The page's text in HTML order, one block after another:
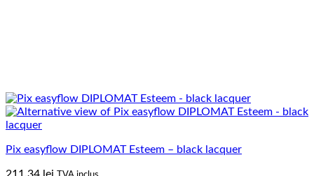
Pix easyflow DIPLOMAT Esteem – black lacquer
211.34 lei